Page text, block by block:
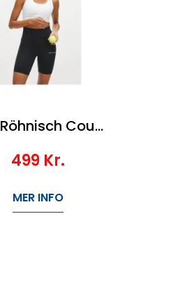
Röhnisch Court Bike Tights
499 Kr.
MER INFO